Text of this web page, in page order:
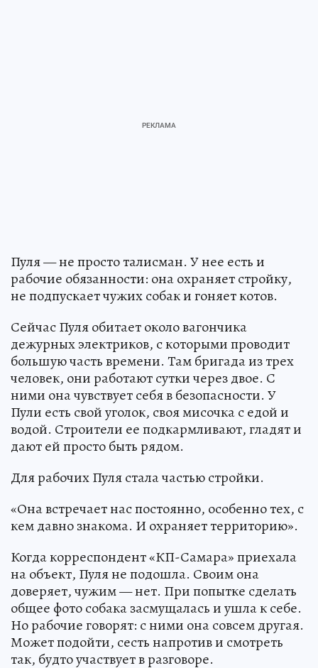
Пуля — не просто талисман. У нее есть и
рабочие обязанности: она охраняет стройку,
не подпускает чужих собак и гоняет котов.
Сейчас Пуля обитает около вагончика
дежурных электриков, с которыми проводит
большую часть времени. Там бригада из трех
человек, они работают сутки через двое. С
ними она чувствует себя в безопасности. У
Пули есть свой уголок, своя мисочка с едой и
водой. Строители ее подкармливают, гладят и
дают ей просто быть рядом.
Для рабочих Пуля стала частью стройки.
«Она встречает нас постоянно, особенно тех, с
кем давно знакома. И охраняет территорию».
Когда корреспондент «КП-Самара» приехала
на объект, Пуля не подошла. Своим она
доверяет, чужим — нет. При попытке сделать
общее фото собака засмущалась и ушла к себе.
Но рабочие говорят: с ними она совсем другая.
Может подойти, сесть напротив и смотреть
так, будто участвует в разговоре.